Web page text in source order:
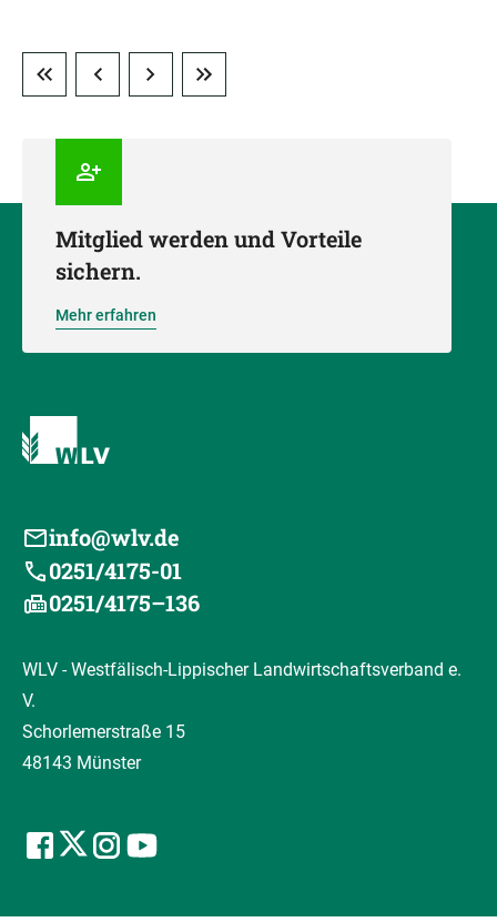
Mitglied werden und Vorteile
sichern.
Mehr erfahren
info@wlv.de
0251/4175-01
0251/4175–136
WLV - Westfälisch-Lippischer Landwirtschaftsverband e.
V.
Schorlemerstraße 15
48143 Münster